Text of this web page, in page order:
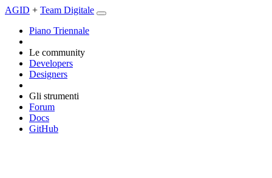
AGID + Team Digitale
Piano Triennale
Le community
Developers
Designers
Gli strumenti
Forum
Docs
GitHub